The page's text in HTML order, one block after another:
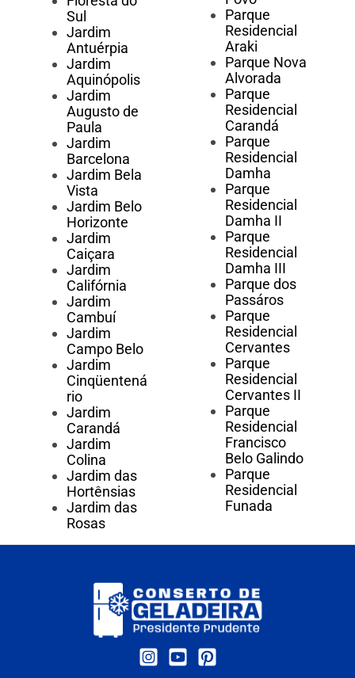
Sul
Jardim
Antuérpia
Jardim
Aquinópolis
Jardim
Augusto de
Paula
Jardim
Barcelona
Jardim Bela
Vista
Jardim Belo
Horizonte
Jardim
Caiçara
Jardim
Califórnia
Jardim
Cambuí
Jardim
Campo Belo
Jardim
Cinqüentená
rio
Jardim
Carandá
Jardim
Colina
Jardim das
Hortênsias
Jardim das
Rosas
Parque
Residencial
Araki
Parque Nova
Alvorada
Parque
Residencial
Carandá
Parque
Residencial
Damha
Parque
Residencial
Damha II
Parque
Residencial
Damha III
Parque dos
Passáros
Parque
Residencial
Cervantes
Parque
Residencial
Cervantes II
Parque
Residencial
Francisco
Belo Galindo
Parque
Residencial
Funada